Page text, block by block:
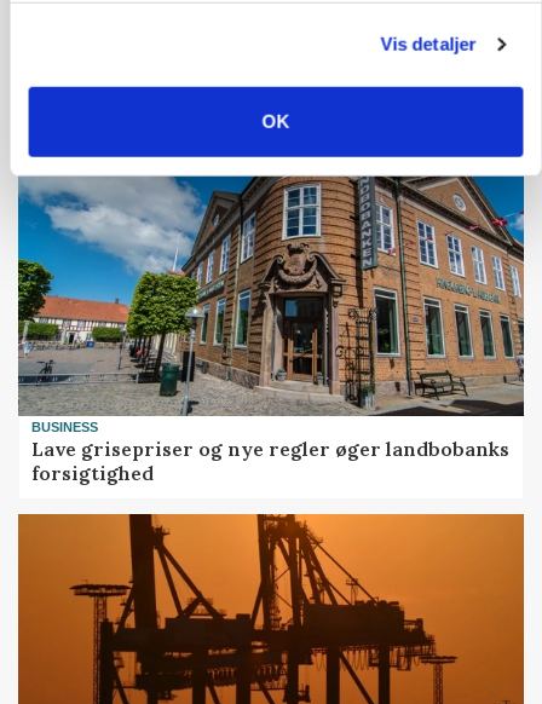
Vis detaljer
OK
på 3 procent
BUSINESS
Lave grisepriser og nye regler øger landbobanks
forsigtighed